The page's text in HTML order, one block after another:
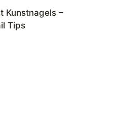
Kunstnagels –
Tips